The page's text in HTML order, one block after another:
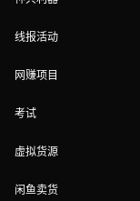
线报活动
网赚项目
考试
虚拟货源
闲鱼卖货